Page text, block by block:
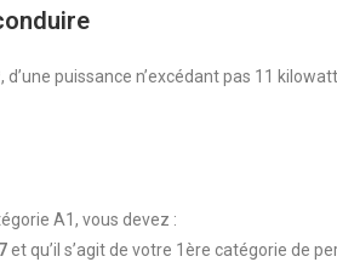
puissance n’excédant pas 11
A1, vous devez :
et qu’il s’agit de votre 1ère catégorie de